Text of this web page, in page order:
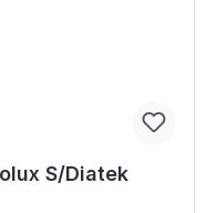
S/Diatek